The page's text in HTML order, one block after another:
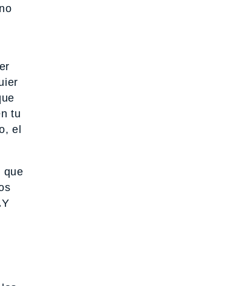
tu
el
que
Y